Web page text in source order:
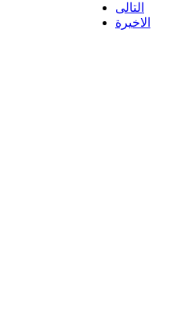
التالى
الاخيرة